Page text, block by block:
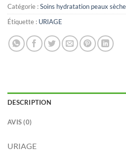
Catégorie :Soins hydratation peaux
Étiquette : URIAGE
DESCRIPTION
AVIS (0)
URIAGE